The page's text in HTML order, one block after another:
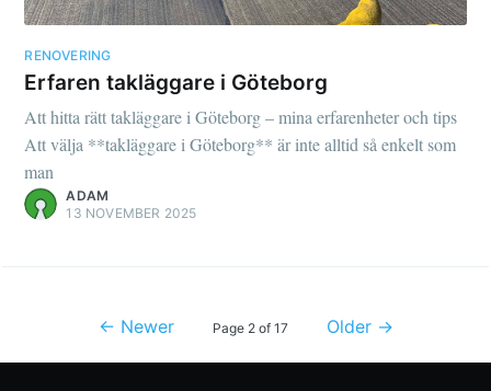
RENOVERING
Erfaren takläggare i Göteborg
Att hitta rätt takläggare i Göteborg – mina erfarenheter och tips
Att välja **takläggare i Göteborg** är inte alltid så enkelt som
man
ADAM
13 NOVEMBER 2025
← Newer Page 2 of 17 Older →